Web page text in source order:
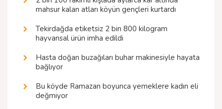
mahsur kalan atları köyün gençleri kurtardı
Tekirdağda etiketsiz 2 bin 800 kilogram
hayvansal ürün imha edildi
Hasta doğan buzağıları buhar makinesiyle hayata
bağlıyor
Bu köyde Ramazan boyunca yemeklere kadın eli
değmiyor